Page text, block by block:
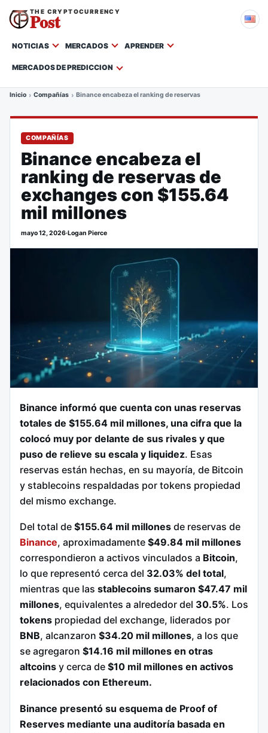
THE CRYPTOCURRENCY
Post
NOTICIAS MERCADOS APRENDER
MERCADOS DE PREDICCION
Inicio Compañías Binance encabeza el ranking de reservas de exchanges con
COMPAÑÍAS
Binance encabeza el
ranking de reservas de
exchanges con $155.64
mil millones
mayo 12, 2026·Logan Pierce
Binance informó que cuenta con unas reservas
totales de $155.64 mil millones, una cifra que la
colocó muy por delante de sus rivales y que
puso de relieve su escala y liquidez. Esas
reservas están hechas, en su mayoría, de Bitcoin
y stablecoins respaldadas por tokens propiedad
del mismo exchange.
Del total de $155.64 mil millones de reservas de
Binance, aproximadamente $49.84 mil millones
correspondieron a activos vinculados a Bitcoin,
lo que representó cerca del 32.03% del total,
mientras que las stablecoins sumaron $47.47 mil
millones, equivalentes a alrededor del 30.5%. Los
tokens propiedad del exchange, liderados por
BNB, alcanzaron $34.20 mil millones, a los que
se agregaron $14.16 mil millones en otras
altcoins y cerca de $10 mil millones en activos
relacionados con Ethereum.
Binance presentó su esquema de Proof of
Reserves mediante una auditoría basada en